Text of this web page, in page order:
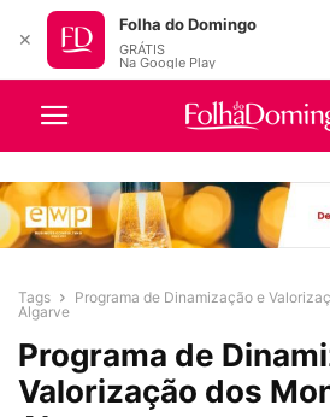
Tags
Programa de Dinamização e
Algarve
Programa de
Valorização dos
✕
Folha do Domingo
GRÁTIS
Na Google Play